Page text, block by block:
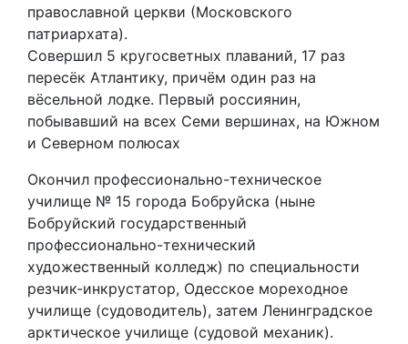
православной церкви (Московского
патриархата).
Совершил 5 кругосветных плаваний, 17 раз
пересёк Атлантику, причём один раз на
вёсельной лодке. Первый россиянин,
побывавший на всех Семи вершинах, на Южном
и Северном полюсах
Окончил профессионально-техническое
училище № 15 города Бобруйска (ныне
Бобруйский государственный
профессионально-технический
художественный колледж) по специальности
резчик-инкрустатор, Одесское мореходное
училище (судоводитель), затем Ленинградское
арктическое училище (судовой механик).